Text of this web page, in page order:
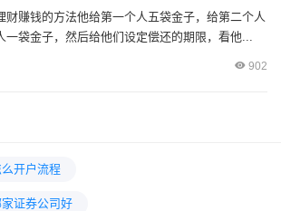
财赚钱的方法他给第一个人五袋金子，给第二个人
一袋金子，然后给他们设定偿还的期限，看他...
902
开户流程
证券公司好